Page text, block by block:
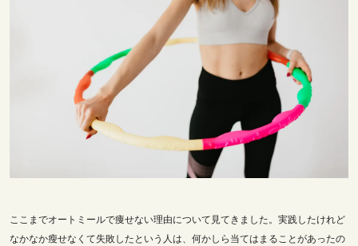
ここまでオートミールで痩せない理由について見てきました。実践したけれど
なかなか瘦せなくて失敗したという人は、何かしら当てはまることがあったの